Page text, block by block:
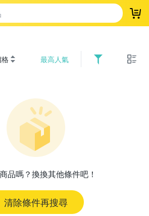
登
最高人氣
品嗎？換換其他條件吧！
清除條件再搜尋